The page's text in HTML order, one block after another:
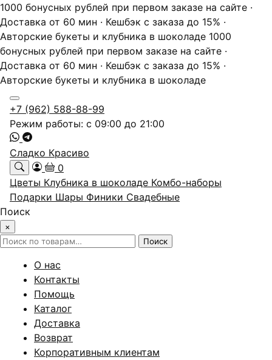
1000 бонусных рублей при первом заказе на сайте ·
Доставка от 60 мин · Кешбэк с заказа до 15% ·
Авторские букеты и клубника в шоколаде 1000
бонусных рублей при первом заказе на сайте ·
Доставка от 60 мин · Кешбэк с заказа до 15% ·
Авторские букеты и клубника в шоколаде
+7 (962) 588-88-99
Режим работы: с 09:00 до 21:00
Сладко Красиво
0
Цветы Клубника в шоколаде Комбо-наборы
Подарки Шары Финики Свадебные
Поиск
×
Искать: Поиск
О нас
Контакты
Помощь
Каталог
Доставка
Возврат
Корпоративным клиентам